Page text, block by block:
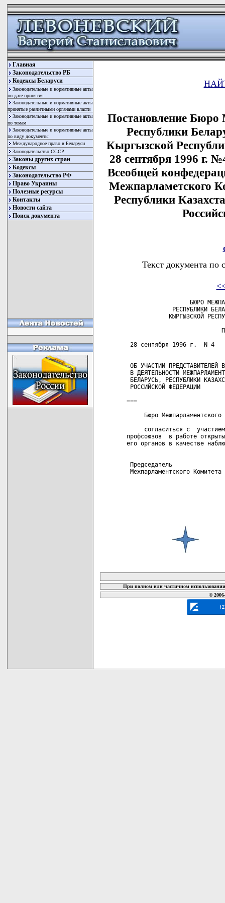
Главная
Законодательство РБ
Кодексы Беларуси
Законодательные и нормативные акты
по дате принятия
Законодательные и нормативные акты
принятые различными органами власти
Законодательные и нормативные акты
по темам
Законодательные и нормативные акты
по виду документы
Международное право в Беларуси
Законодательство СССР
Законы других стран
Кодексы
Законодательство РФ
Право Украины
Полезные ресурсы
Контакты
Новости сайта
Поиск документа
Постановление Бюро
Республики
Кыргызской
28 сентября 1996 г.
Всеобщей
Межпарламетского
Республики
Текст документа по
БЮРО
РЕСПУБЛИКИ
КЫРГЫЗСКОЙ
28 сентября 1996 г.  N
ОБ УЧАСТИИ ПРЕДСТАВИТЕЛЕЙ
В ДЕЯТЕЛЬНОСТИ
БЕЛАРУСЬ, РЕСПУБЛИКИ
РОССИЙСКОЙ ФЕДЕРАЦИИ
===
Бюро Межпарламентского
согласиться с
профсоюзов  в работе
его органов в качестве
Председатель
Межпарламентского
При полном или частичном
©